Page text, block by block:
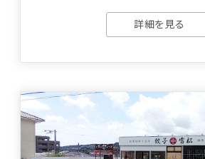
詳細を見る